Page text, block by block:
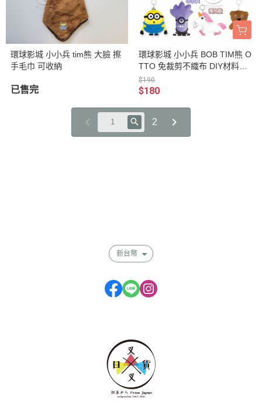
環球影城 小小兵 tim熊 大臉 擦
手毛巾 可收納
已售完
環球影城 小小兵 BOB TIM熊 O
TTO 免裁剪不織布 DIY材料包
鑰匙圈9選1
$190
$180
2
新台幣